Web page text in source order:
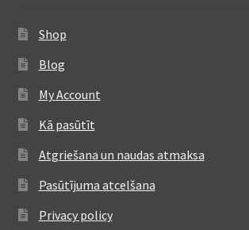
Shop
Blog
My Account
Kā pasūtīt
Atgriešana un naudas atmaksa
Pasūtījuma atcelšana
Privacy policy